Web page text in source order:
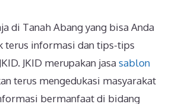
di Tanah Abang yang bisa Anda
terus informasi dan tips-tips
JKID merupakan jasasablon
terus mengedukasi masyarakat
bermanfaat di bidang